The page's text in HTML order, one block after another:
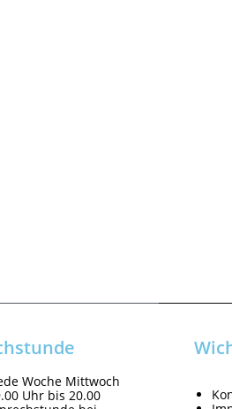
Woche Mittwoch
Uhr bis 20.00